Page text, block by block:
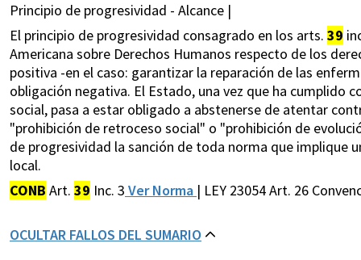
Principio de progresividad - Alcance |
El principio de progresividad consagrado en los arts. 39
Americana sobre Derechos Humanos respecto de los
positiva -en el caso: garantizar la reparación de las
obligación negativa. El Estado, una vez que ha cumplido
social, pasa a estar obligado a abstenerse de atentar
"prohibición de retroceso social" o "prohibición de
de progresividad la sanción de toda norma que implique
local.
CONB Art. 39 Inc. 3 Ver Norma | LEY 23054 Art. 26
OCULTAR FALLOS DEL SUMARIO